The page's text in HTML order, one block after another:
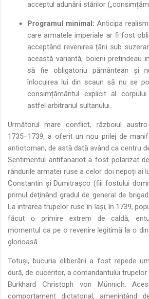
acceptul adunării stărilor
Programul minimal: Anticipa
care armatele imperiale ar fi fost
acceptând revenirea țării sub
această variantă, boierii pretindeau
să fie obligatoriu pământean și
înlocuirea lui din scaun să nu se
consimțământul explicit al
astfel arbitrariul sultanului.
Următorul mare conflict, războiul
1735–1739, a oferit un nou prilej de
antiotoman, de astă dată având ca centru
Sentimentul antifanariot a fost polarizat
rândurile armatei ruse a celor doi nepoți ai
Constantin și Dumitrașco (fiii fostului
primul deținând gradul de general de
La intrarea trupelor ruse în Iași, în 1739,
făcut o primire extrem de caldă,
momentul ca pe o revenire legitimă la o
glorioasă.
Totuși, bucuria eliberării a fost repede
dură, de cuceritor, a comandantului
Burkhard Christoph von Münnich.
comportament dictatorial, amenințând